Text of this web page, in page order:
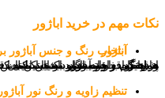
نکات مهم در خرید اباژور
انتخاب رنگ و جنس آباژور بر اساس رنگ و جنس مبلمان در خرید آباژور
در هنگام خرید آباژور به این نکته دقت کنید که آن را به عنوان یک وسیله جدا و منفرد در خانه نگاه نکنید این بدین معنی است که اگر آباژورفلزی را در پذیرایی قرار میدهید باید با مبلمان شما به لحاظ رنگ،جنس و اندازه هماهنگی داشته باشد و یا تکمیل کننده آن باشد و در صورتی که آن را در اتاق خواب خود قرار میدهید باید با سرویس خواب و رنگ و فضای اتاق هماهنگی و هارمونی داشته باشد.
تنظیم زاویه و رنگ نور آباژور